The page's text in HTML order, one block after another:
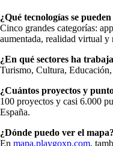
¿Qué tecnologías se
Cinco grandes categorías:
aumentada, realidad virtual y
¿En qué sectores ha
Turismo, Cultura,
¿Cuántos proyectos y
100 proyectos y casi 6.000
España.
¿Dónde puedo ver el mapa?
En mapa.playgoxp.com,